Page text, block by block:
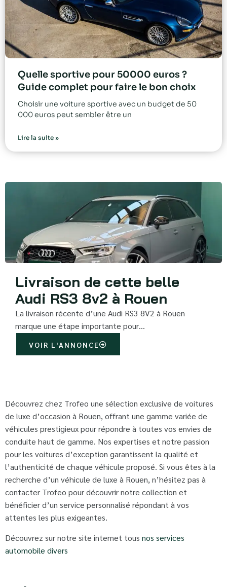
Quelle sportive pour 50000 euros ?
Guide complet pour faire le bon choix
Choisir une voiture sportive avec un budget de 50
000 euros peut sembler être un
Lire la suite »
Livraison de cette belle
Audi RS3 8v2 à Rouen
La livraison récente d’une Audi RS3 8V2 à Rouen
marque une étape importante pour…
VOIR L'ANNONCE
Découvrez chez Trofeo une sélection exclusive de voitures
de luxe d’occasion à Rouen, offrant une gamme variée de
véhicules prestigieux pour répondre à toutes vos envies de
conduite haut de gamme. Nos expertises et notre passion
pour les voitures d’exception garantissent la qualité et
l’authenticité de chaque véhicule proposé. Si vous êtes à la
recherche d’un véhicule de luxe à Rouen, n’hésitez pas à
contacter Trofeo pour découvrir notre collection et
bénéficier d’un service personnalisé répondant à vos
attentes les plus exigeantes.
Découvrez sur notre site internet tous nos services
automobile divers